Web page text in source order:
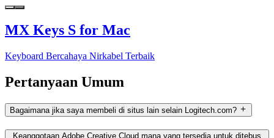
MX Keys S for Mac
Keyboard Bercahaya Nirkabel Terbaik
Pertanyaan Umum
Bagaimana jika saya membeli di situs lain selain Logitech.com?
Keanggotaan Adobe Creative Cloud mana yang tersedia untuk ditebus